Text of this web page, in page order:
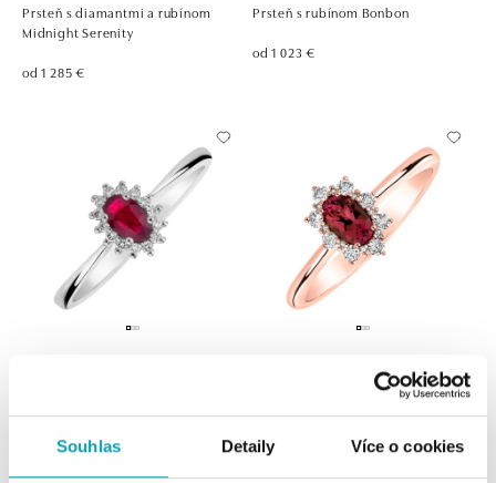
Souhlas Detaily Více o cookies
Prsteň s diamantmi a rubínom
Midnight Serenity
od 1 285 €
Prsteň s rubínom Bonbon
od 1 023 €